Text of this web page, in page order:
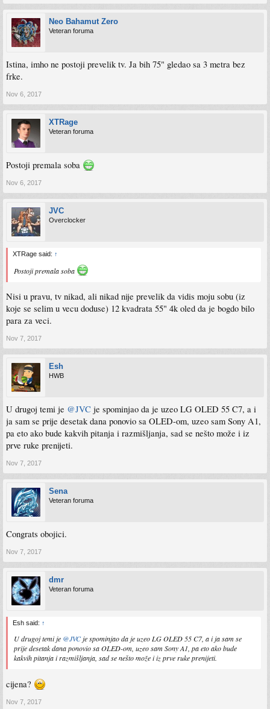
Neo Bahamut Zero
Veteran foruma
Istina, imho ne postoji prevelik tv. Ja bih 75" gledao sa 3 metra bez
frke.
Nov 6, 2017
XTRage
Veteran foruma
Postoji premala soba
Nov 6, 2017
JVC
Overclocker
XTRage said: ↑
Postoji premala soba
Nisi u pravu, tv nikad, ali nikad nije prevelik da vidis moju sobu (iz
koje se selim u vecu doduse) 12 kvadrata 55" 4k oled da je bogdo bilo
para za veci.
Nov 7, 2017
Esh
HWB
U drugoj temi je @JVC je spominjao da je uzeo LG OLED 55 C7, a i
ja sam se prije desetak dana ponovio sa OLED-om, uzeo sam Sony A1,
pa eto ako bude kakvih pitanja i razmišljanja, sad se nešto može i iz
prve ruke prenijeti.
Nov 7, 2017
Sena
Veteran foruma
Congrats obojici.
Nov 7, 2017
dmr
Veteran foruma
Esh said: ↑
U drugoj temi je @JVCje spominjao da je uzeo LG OLED 55 C7, a i ja sam se
prije desetak dana ponovio sa OLED-om, uzeo sam Sony A1, pa eto ako bude
kakvih pitanja i razmišljanja, sad se nešto može i iz prve ruke prenijeti.
cijena?
Nov 7, 2017